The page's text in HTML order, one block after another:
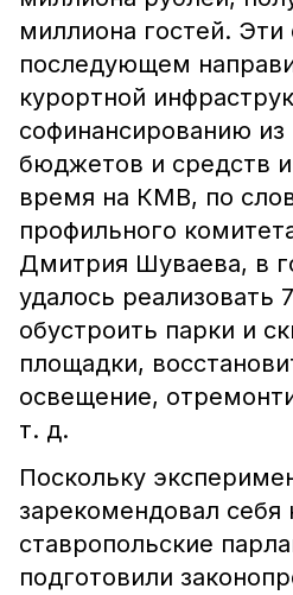
миллиона гостей. Эти
последующем
курортной
софинансированию
бюджетов и средств
время на КМВ, по
профильного
Дмитрия Шуваева, в
удалось реализовать
обустроить парки и
площадки,
освещение,
т. д.
Поскольку
зарекомендовал себя
ставропольские
подготовили